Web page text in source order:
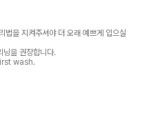
법을 지켜주셔야 더 오래 예쁘게 입으실
닝을 권장합니다.
wash.